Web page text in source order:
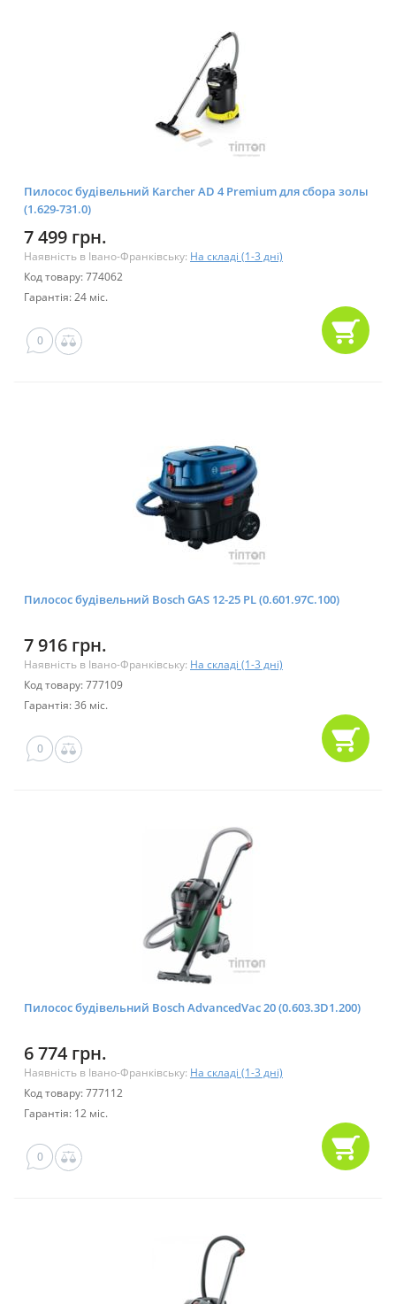
Пилосос будівельний Karcher AD 4 Premium для сбора золы
(1.629-731.0)
7 499 грн.
Наявність в Івано-Франківську: На складі (1-3 дні)
Код товару: 774062
Гарантія: 24 міс.
0
Пилосос будівельний Bosch GAS 12-25 PL (0.601.97C.100)
7 916 грн.
Наявність в Івано-Франківську: На складі (1-3 дні)
Код товару: 777109
Гарантія: 36 міс.
0
Пилосос будівельний Bosch AdvancedVac 20 (0.603.3D1.200)
6 774 грн.
Наявність в Івано-Франківську: На складі (1-3 дні)
Код товару: 777112
Гарантія: 12 міс.
0